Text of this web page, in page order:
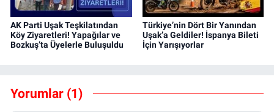
AK Parti Uşak Teşkilatından
Köy Ziyaretleri! Yapağılar ve
Bozkuş’ta Üyelerle Buluşuldu
Türkiye’nin Dört Bir Yanından
Uşak’a Geldiler! İspanya Bileti
İçin Yarışıyorlar
Yorumlar (1)